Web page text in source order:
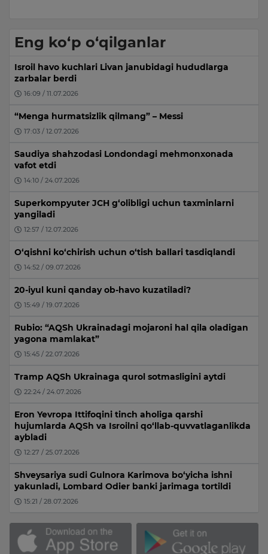
Eng ko‘p o‘qilganlar
Isroil havo kuchlari Livan janubidagi hududlarga
zarbalar berdi
16:09 / 11.07.2026
“Menga hurmatsizlik qilmang” – Messi
17:03 / 12.07.2026
Saudiya shahzodasi Londondagi mehmonxonada
vafot etdi
14:10 / 24.07.2026
Superkompyuter JCH g‘olibligi uchun taxminlarni
yangiladi
12:57 / 12.07.2026
O‘qishni ko‘chirish uchun o‘tish ballari tasdiqlandi
14:52 / 09.07.2026
20-iyul kuni qanday ob-havo kuzatiladi?
15:49 / 19.07.2026
Rubio: “AQSh Ukrainadagi mojaroni hal qila oladigan
yagona mamlakat”
15:45 / 22.07.2026
Tramp AQSh Ukrainaga qurol sotmasligini aytdi
22:24 / 24.07.2026
Eron Yevropa Ittifoqini tinch aholiga qarshi
hujumlarda AQSh va Isroilni qo‘llab-quvvatlaganlikda
aybladi
12:27 / 25.07.2026
Shveysariya sudi Gulnora Karimova bo‘yicha ishni
yakunladi, Lombard Odier banki jarimaga tortildi
15:21 / 28.07.2026